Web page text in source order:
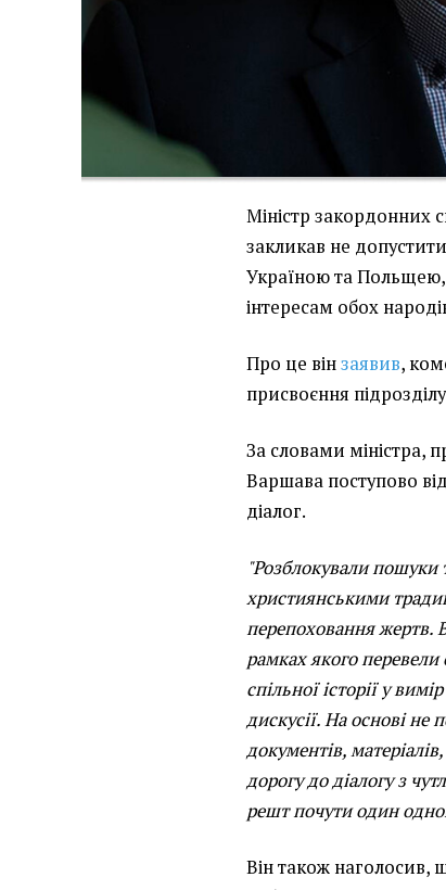
Міністр закордонних
закликав не
Україною та
інтересам обох
Про це вінзаявив,
присвоєння
За словами міністра,
Варшава поступово
діалог.
"Розблокували пошуки
християнськими
перепоховання жертв.
рамках якого
спільної історії у
дискусії. На основі не
документів,
дорогу до діалогу з
решт почути один
Він також наголосив,